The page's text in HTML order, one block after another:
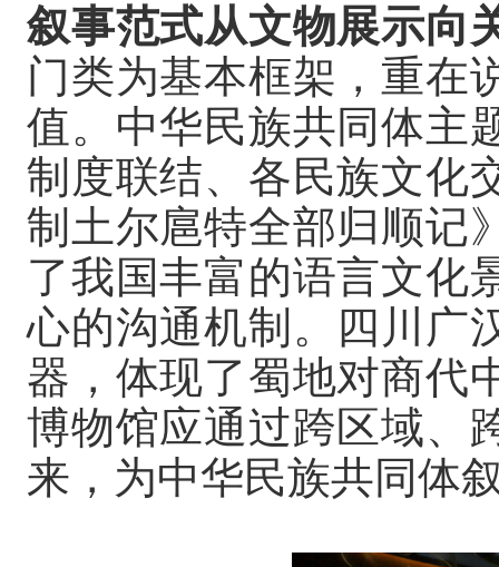
叙事范式从文物展示向
门类为基本框架，重在
值。中华民族共同体主
制度联结、各民族文化
制土尔扈特全部归顺记
了我国丰富的语言文化
心的沟通机制。四川广
器，体现了蜀地对商代
博物馆应通过跨区域、
来，为中华民族共同体